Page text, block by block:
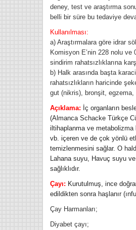
deney, test ve araştırma
belli bir süre bu tedaviye
Kullanılması:
a) Araştırmalara göre idrar
Komisyon E’nin 228 nolu
sindirim rahatsızlıklarına
b) Halk arasında başta
rahatsızlıkların haricinde
gut (nikris), bronşit, egzema,
Açıklama: İç organların
(Almanca Schacke Türkçe
iltihaplanma ve metabolizma
vb. içeren ve de çok yönlü
temizlenmesini sağlar. O
Lahana suyu, Havuç suyu
sağlıklıdır.
Çayı: Kurutulmuş, ince
edildikten sonra haşlanır
Çay Harmanları;
Diyabet çayı;